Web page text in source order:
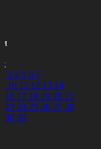
3 4 5 6 7
10 11 12 13 14
16 17 18 19 20 21
23 24 25 26 27 28
30 31